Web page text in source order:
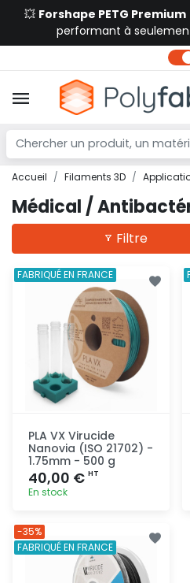
💥 Forshape PETG Premium
performant à
Accueil Filaments 3D
Médical /
Filtre
PLA VX Virucide
Nanovia (ISO 21702) -
1.75mm - 500 g
40,00 € HT
En stock
rapide
FABRIQUÉ EN FRANCE
-35%
FABRIQUÉ EN FRANCE